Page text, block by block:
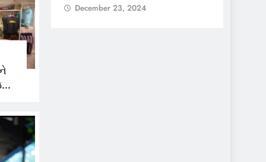
December 23, 2024